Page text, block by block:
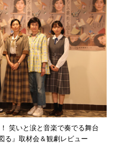
笑いと涙と音楽で奏でる舞台
る』取材会＆観劇レビュー